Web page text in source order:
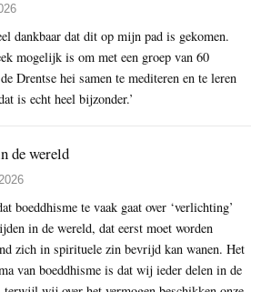
dankbaar dat dit op mijn pad is gekomen.
mogelijk is om met een groep van 60
Drentse hei samen te mediteren en te leren
is echt heel bijzonder.’
de wereld
boeddhisme te vaak gaat over ‘verlichting’
in de wereld, dat eerst moet worden
zich in spirituele zin bevrijd kan wanen. Het
van boeddhisme is dat wij ieder delen in de